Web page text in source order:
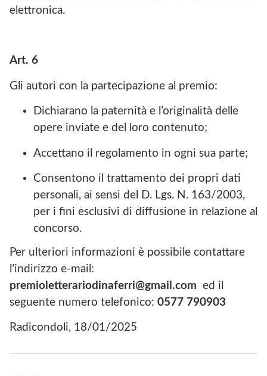
elettronica.
Art. 6
Gli autori con la partecipazione al premio:
Dichiarano la paternità e l’originalità delle
opere inviate e del loro contenuto;
Accettano il regolamento in ogni sua parte;
Consentono il trattamento dei propri dati
personali, ai sensi del D. Lgs. N. 163/2003,
per i fini esclusivi di diffusione in relazione al
concorso.
Per ulteriori informazioni è possibile contattare
l’indirizzo e-mail:
premioletterariodinaferri@gmail.com ed il
seguente numero telefonico: 0577 790903
Radicondoli, 18/01/2025